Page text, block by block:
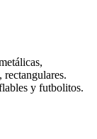
rectangulares.
y futbolitos.